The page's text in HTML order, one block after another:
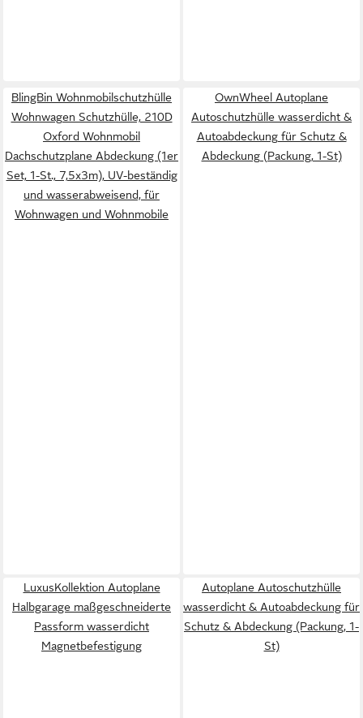
BlingBin Wohnmobilschutzhülle
Wohnwagen Schutzhülle, 210D
Oxford Wohnmobil
Dachschutzplane Abdeckung (1er
Set, 1-St., 7,5x3m), UV-beständig
und wasserabweisend, für
Wohnwagen und Wohnmobile
OwnWheel Autoplane
Autoschutzhülle wasserdicht &
Autoabdeckung für Schutz &
Abdeckung (Packung, 1-St)
LuxusKollektion Autoplane
Halbgarage maßgeschneiderte
Passform wasserdicht
Magnetbefestigung
Autoplane Autoschutzhülle
wasserdicht & Autoabdeckung für
Schutz & Abdeckung (Packung, 1-
St)